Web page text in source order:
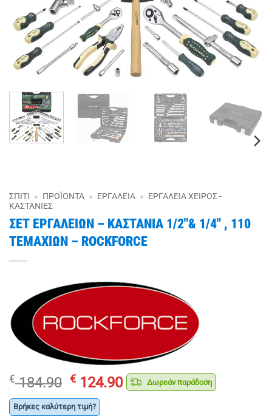
ΣΠΊΤΙ » ΠΡΟΪΌΝΤΑ » ΕΡΓΑΛΕΊΑ » ΕΡΓΑΛΕΊΑ ΧΕΙΡΌΣ -
ΚΑΣΤΆΝΙΕΣ
ΣΕΤ ΕΡΓΑΛΕΙΩΝ – ΚΑΣΤΑΝΙΑ 1/2″& 1/4″ , 110
ΤΕΜΑΧΙΩΝ – ROCKFORCE
€184.90 Original
price
was:
€ 124.90Η
τρέχουσα
Δωρεάν παράδοση
Βρήκες καλύτερη τιμή?